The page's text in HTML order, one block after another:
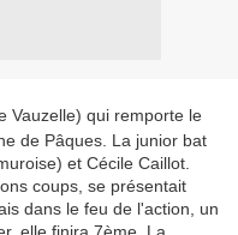
Vauzelle) qui remporte le
de Pâques. La junior bat
et Cécile Caillot.
coups, se présentait
dans le feu de l'action, un